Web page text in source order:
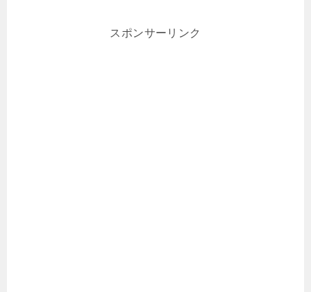
スポンサーリンク